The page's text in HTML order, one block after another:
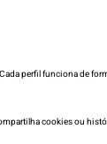
perfil funciona de
cookies ou